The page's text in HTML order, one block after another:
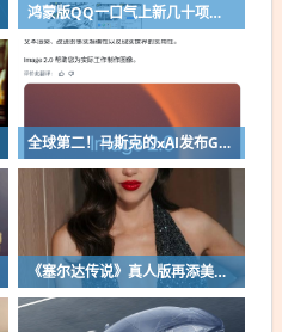
鸿蒙版QQ一口气上新几十项功能：10G文件可传微信好友
全球第二！马斯克的xAI发布Grok Imagine Image 2.0模型：AI生图/编辑能力大增
《塞尔达传说》真人版再添美女！曾出演冯小刚电影